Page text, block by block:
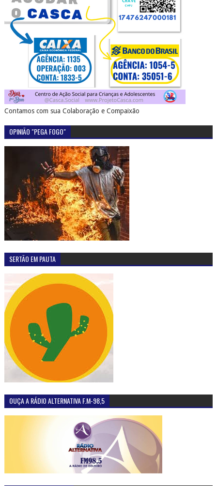
Contamos com sua Colaboração e Compaixão
OPINIÃO "PEGA FOGO"
SERTÃO EM PAUTA
OUÇA A RÁDIO ALTERNATIVA F.M-98,5